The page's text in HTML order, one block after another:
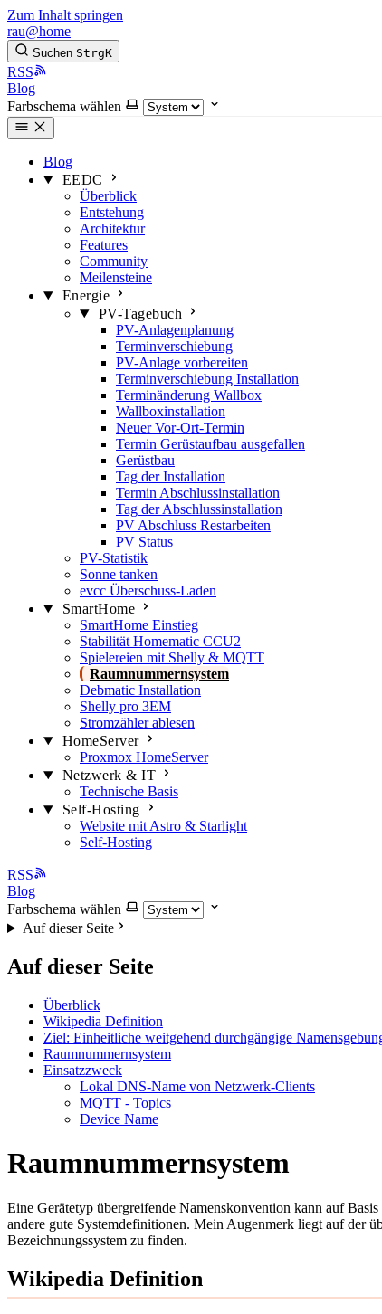
Zum Inhalt springen
rau@home
Suchen StrgK
RSS
Blog
Farbschema wählen
Blog
EEDC
Überblick
Entstehung
Architektur
Features
Community
Meilensteine
Energie
PV-Tagebuch
PV-Anlagenplanung
Terminverschiebung
PV-Anlage vorbereiten
Terminverschiebung Installation
Terminänderung Wallbox
Wallboxinstallation
Neuer Vor-Ort-Termin
Termin Gerüstaufbau ausgefallen
Gerüstbau
Tag der Installation
Termin Abschlussinstallation
Tag der Abschlussinstallation
PV Abschluss Restarbeiten
PV Status
PV-Statistik
Sonne tanken
evcc Überschuss-Laden
SmartHome
SmartHome Einstieg
Stabilität Homematic CCU2
Spielereien mit Shelly & MQTT
Raumnummernsystem
Debmatic Installation
Shelly pro 3EM
Stromzähler ablesen
HomeServer
Proxmox HomeServer
Netzwerk & IT
Technische Basis
Self-Hosting
Website mit Astro & Starlight
Self-Hosting
RSS
Blog
Farbschema wählen
Auf dieser Seite
Auf dieser Seite
Überblick
Wikipedia Definition
Ziel: Einheitliche weitgehend durchgängige
Raumnummernsystem
Einsatzzweck
Lokal DNS-Name von Netzwerk-Clients
MQTT - Topics
Device Name
Raumnummernsystem
Eine Gerätetyp übergreifende Namenskonvention kann auf
andere gute Systemdefinitionen. Mein Augenmerk liegt auf der
Bezeichnungssystem zu finden.
Wikipedia Definition